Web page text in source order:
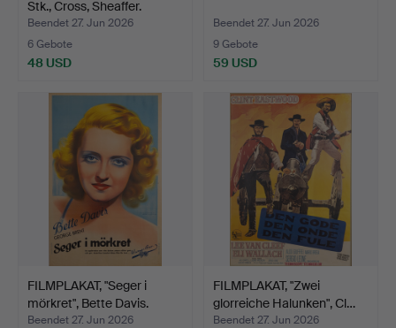
Stk., Cross, Sheaffer.
Beendet 27. Jun 2026
6 Gebote
48 USD
Beendet 27. Jun 2026
9 Gebote
59 USD
FILMPLAKAT, "Seger i
mörkret", Bette Davis.
Beendet 27. Jun 2026
FILMPLAKAT, "Zwei
glorreiche Halunken", Cl…
Beendet 27. Jun 2026